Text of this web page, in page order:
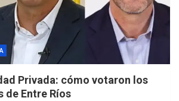
Privada: cómo votaron los
de Entre Ríos